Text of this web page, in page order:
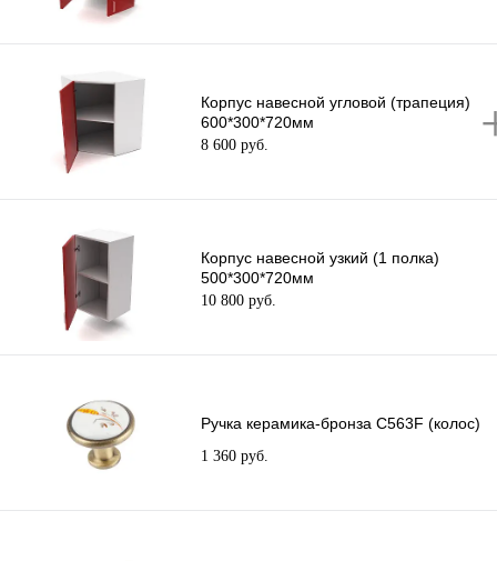
Корпус навесной угловой (трапеция)
600*300*720мм
8 600 руб.
Корпус навесной узкий (1 полка)
500*300*720мм
10 800 руб.
Ручка керамика-бронза C563F (колос)
1 360 руб.